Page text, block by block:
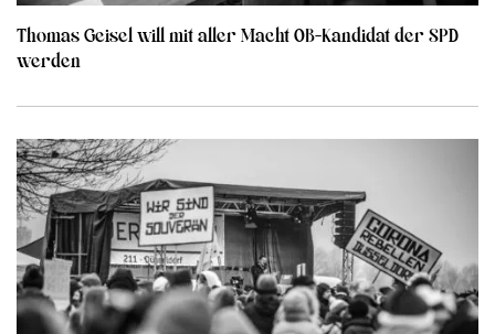
Thomas Geisel will mit aller Macht OB-Kandidat der SPD
werden